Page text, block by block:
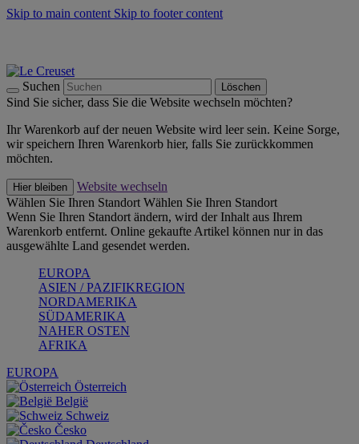
Skip to main content Skip to footer content
Suchen Löschen
Sind Sie sicher, dass Sie die Website wechseln möchten?
Ihr Warenkorb auf der neuen Website wird leer sein. Keine Sorge,
wir speichern Ihren Warenkorb hier, falls Sie zurückkommen
möchten.
Hier bleiben
Website wechseln
Wählen Sie Ihren Standort Wählen Sie Ihren Standort
Wenn Sie Ihren Standort ändern, wird der Inhalt aus Ihrem
Warenkorb entfernt. Online gekaufte Artikel können nur in das
ausgewählte Land gesendet werden.
EUROPA
ASIEN / PAZIFIKREGION
NORDAMERIKA
SÜDAMERIKA
NAHER OSTEN
AFRIKA
EUROPA
Österreich
België
Schweiz
Česko